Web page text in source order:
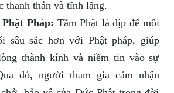
thanh thản và tĩnh lặng.
Pháp: Tắm Phật là dịp để mỗi
sâu sắc hơn với Phật pháp, giúp
thành kính và niềm tin vào sự
đó, người tham gia cảm nhận